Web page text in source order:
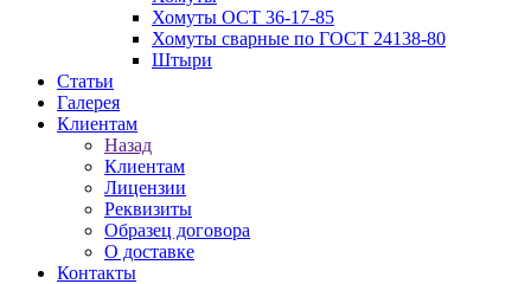
Хомуты ОСТ 36-17-85
Хомуты сварные по ГОСТ 24138-80
Штыри
Статьи
Галерея
Клиентам
Назад
Клиентам
Лицензии
Реквизиты
Образец договора
О доставке
Контакты